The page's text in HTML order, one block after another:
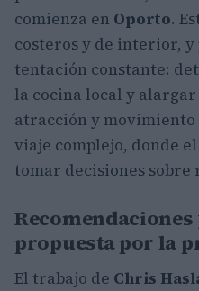
comienza en Oporto.
costeros y de interior,
tentación constante:
la cocina local y alargar
atracción y
viaje complejo, donde
tomar decisiones
propuesta por la
El trabajo de Chris